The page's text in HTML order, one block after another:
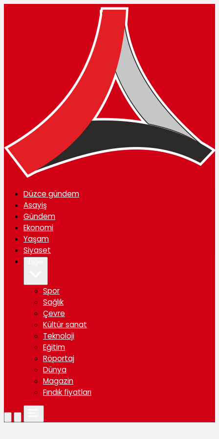
Düzce gündem
Asayiş
Gündem
Ekonomi
Yaşam
Siyaset
Spor
Sağlık
Çevre
Kültür sanat
Teknoloji
Eğitim
Röportaj
Dünya
Magazin
Fındık fiyatları